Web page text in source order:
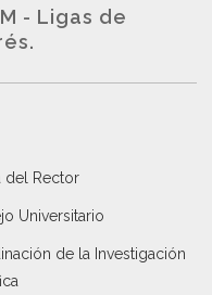
- Ligas de
del Rector
Universitario
de la Investigación